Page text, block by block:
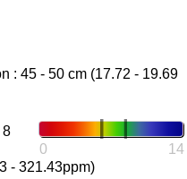
: 45 - 50 cm (17.72 - 19.69
0 14
8
- 321.43ppm)